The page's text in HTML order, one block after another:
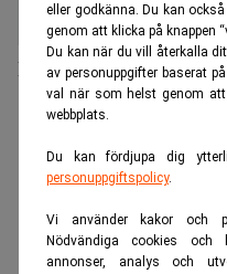
eller godkänna. Du kan
genom att klicka på knappen
Du kan när du vill återkalla
av personuppgifter baserat
val när som helst genom att
webbplats.
Du kan fördjupa dig
personuppgiftspolicy.
Vi använder kakor och
Nödvändiga cookies och
annonser, analys och
Nordea startar